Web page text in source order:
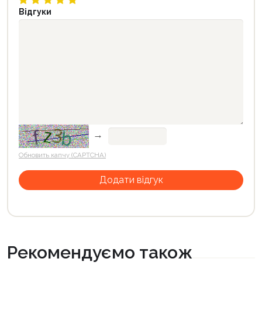
Відгуки
→
Обновить капчу (CAPTCHA)
Рекомендуємо також